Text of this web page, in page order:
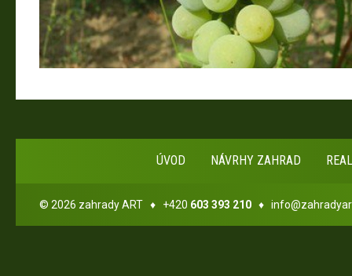
ÚVOD NÁVRHY ZAHRAD
© 2026 zahrady ART ♦ +420 603 393 210 ♦